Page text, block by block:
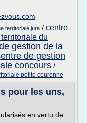
territoriale jura / centre
du
gestion de la
de gestion
concours /
petite couronne
pour les uns,
en vertu de